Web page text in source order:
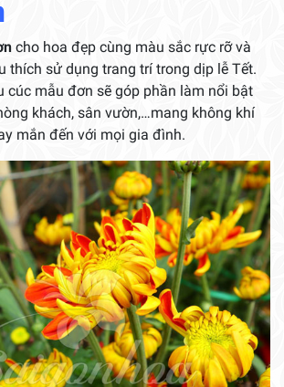
cho hoa đẹp cùng màu sắc rực rỡ và
thích sử dụng trang trí trong dịp lễ Tết.
cúc mẫu đơn sẽ góp phần làm nổi bật
khách, sân vườn,…mang không khí
mắn đến với mọi gia đình.